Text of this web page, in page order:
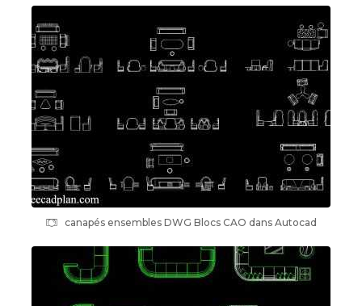
canapés ensembles DWG Blocs CAO dans Autocad